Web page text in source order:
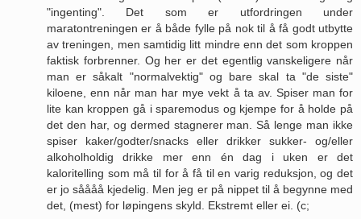
"ingenting". Det som er utfordringen under
maratontreningen er å både fylle på nok til å få godt utbytte
av treningen, men samtidig litt mindre enn det som kroppen
faktisk forbrenner. Og her er det egentlig vanskeligere når
man er såkalt "normalvektig" og bare skal ta "de siste"
kiloene, enn når man har mye vekt å ta av. Spiser man for
lite kan kroppen gå i sparemodus og kjempe for å holde på
det den har, og dermed stagnerer man. Så lenge man ikke
spiser kaker/godter/snacks eller drikker sukker- og/eller
alkoholholdig drikke mer enn én dag i uken er det
kaloritelling som må til for å få til en varig reduksjon, og det
er jo såååå kjedelig. Men jeg er på nippet til å begynne med
det, (mest) for løpingens skyld. Ekstremt eller ei. (c;